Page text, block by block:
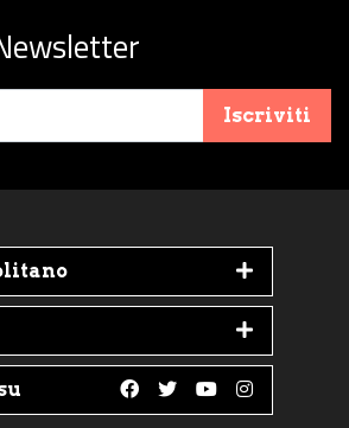
Iscriviti
Follow us on
Follow us on
Follow us on
Follow us